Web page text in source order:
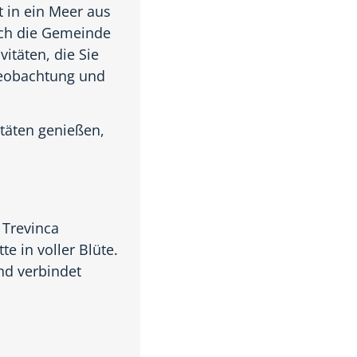
in ein Meer aus
die Gemeinde
die Sie
und
genießen,
in voller Blüte.
verbindet